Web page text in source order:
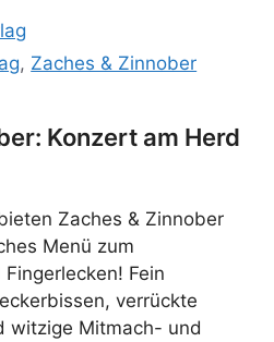
, Zaches & Zinnober
Konzert am Herd
Zaches & Zinnober
Menü zum
Fein
verrückte
witzige Mitmach- und